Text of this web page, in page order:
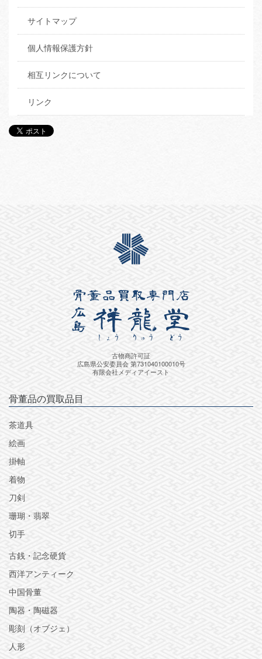
サイトマップ
個人情報保護方針
相互リンクについて
リンク
古物商許可証
広島県公安委員会 第731040100010号
有限会社メディアイースト
骨董品の買取品目
茶道具
絵画
掛軸
着物
刀剣
珊瑚・翡翠
切手
古銭・記念硬貨
西洋アンティーク
中国骨董
陶器・陶磁器
彫刻（オブジェ）
人形